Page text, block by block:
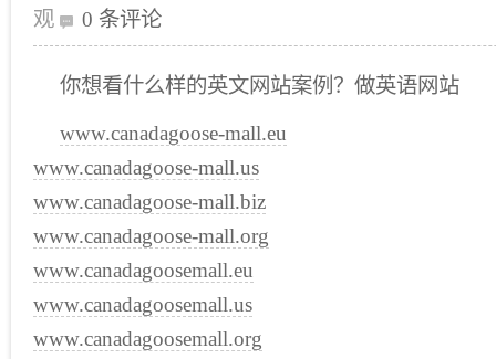
观
0 条评论
你想看什么样的英文网站案例？做英语网站
www.canadagoose-mall.eu
www.canadagoose-mall.us
www.canadagoose-mall.biz
www.canadagoose-mall.org
www.canadagoosemall.eu
www.canadagoosemall.us
www.canadagoosemall.org